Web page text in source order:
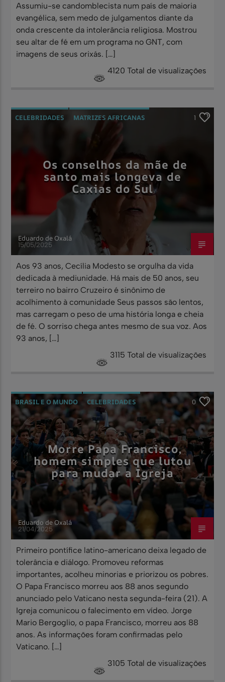
Assumiu-se candomblecista num país de maioria
evangélica, sem medo de julgamentos diante da
onda crescente da intolerância religiosa. Mostrou
seu altar de fé em um programa no GNT, com
imagens de seus orixás. […]
4120 Total de visualizações
CELEBRIDADES
MATRIZES AFRICANAS
1
Os conselhos da mãe de
santo mais longeva de
Caxias do Sul
Eduardo de Oxalá
15/05/2025
Aos 93 anos, Cecília Modesto se orgulha da vida
dedicada à mediunidade. Há mais de 50 anos, seu
terreiro no bairro Cruzeiro é sinônimo de
acolhimento à comunidade Seus passos são lentos,
mas carregam o peso de uma história longa e cheia
de fé. O sorriso chega antes mesmo de sua voz. Aos
93 anos, […]
3115 Total de visualizações
BRASIL E O MUNDO
CELEBRIDADES
ESPIRITUALIDADE
NOTÍCIAS RELIGIÃO
0
Morre Papa Francisco,
homem simples que lutou
para mudar a Igreja
Eduardo de Oxalá
21/04/2025
Primeiro pontífice latino-americano deixa legado de
tolerância e diálogo. Promoveu reformas
importantes, acolheu minorias e priorizou os pobres.
O Papa Francisco morreu aos 88 anos segundo
anunciado pelo Vaticano nesta segunda-feira (21). A
Igreja comunicou o falecimento em vídeo. Jorge
Mario Bergoglio, o papa Francisco, morreu aos 88
anos. As informações foram confirmadas pelo
Vaticano. […]
3105 Total de visualizações